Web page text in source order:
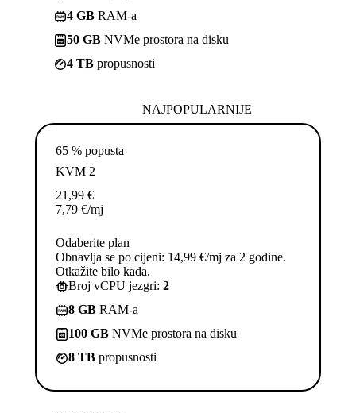
4 GB RAM-a
50 GB NVMe prostora na disku
4 TB propusnosti
NAJPOPULARNIJE
65 % popusta
KVM 2
21,99 €
7,79 €/mj
Odaberite plan
Obnavlja se po cijeni: 14,99 €/mj za 2 godine.
Otkažite bilo kada.
Broj vCPU jezgri: 2
8 GB RAM-a
100 GB NVMe prostora na disku
8 TB propusnosti